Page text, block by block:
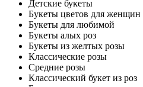
Детские букеты
Букеты цветов для женщин
Букеты для любимой
Букеты алых роз
Букеты из желтых розы
Классические розы
Средние розы
Классический букет из роз